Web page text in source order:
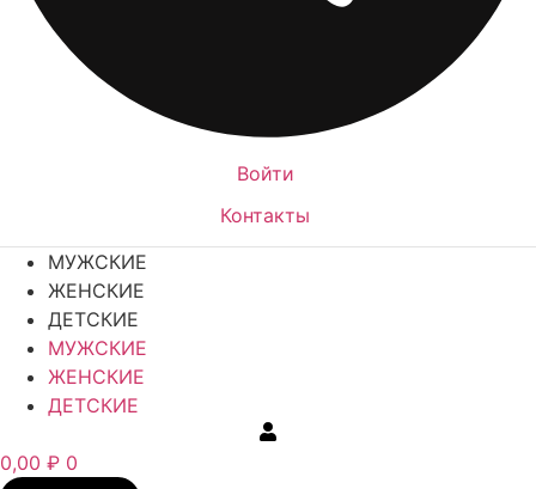
Войти
Контакты
МУЖСКИЕ
ЖЕНСКИЕ
ДЕТСКИЕ
МУЖСКИЕ
ЖЕНСКИЕ
ДЕТСКИЕ
0,00 ₽ 0